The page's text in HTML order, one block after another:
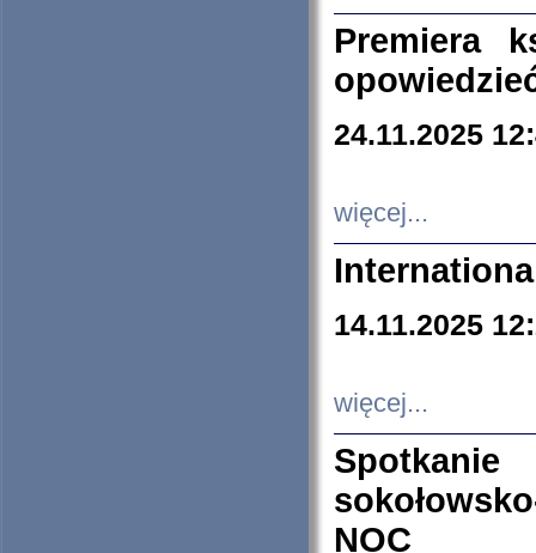
Premiera
24.11.2025
więcej...
14.11.2025
więcej...
NOC